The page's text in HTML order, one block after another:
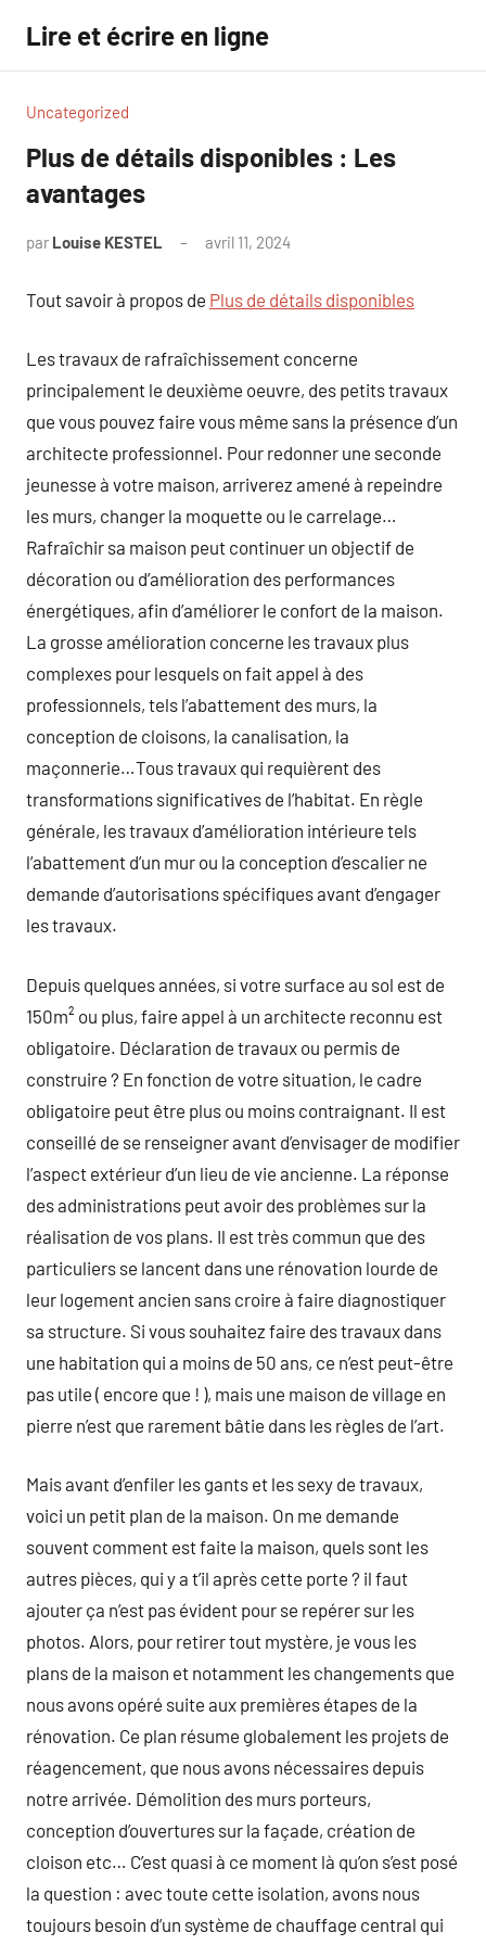
contenu
Lire et écrire en ligne
Uncategorized
Plus de détails disponibles : Les
avantages
par Louise KESTEL avril 11, 2024
Tout savoir à propos de Plus de détails disponibles
Les travaux de rafraîchissement concerne
principalement le deuxième oeuvre, des petits travaux
que vous pouvez faire vous même sans la présence d’un
architecte professionnel. Pour redonner une seconde
jeunesse à votre maison, arriverez amené à repeindre
les murs, changer la moquette ou le carrelage…
Rafraîchir sa maison peut continuer un objectif de
décoration ou d’amélioration des performances
énergétiques, afin d’améliorer le confort de la maison.
La grosse amélioration concerne les travaux plus
complexes pour lesquels on fait appel à des
professionnels, tels l’abattement des murs, la
conception de cloisons, la canalisation, la
maçonnerie…Tous travaux qui requièrent des
transformations significatives de l’habitat. En règle
générale, les travaux d’amélioration intérieure tels
l’abattement d’un mur ou la conception d’escalier ne
demande d’autorisations spécifiques avant d’engager
les travaux.
Depuis quelques années, si votre surface au sol est de
150m² ou plus, faire appel à un architecte reconnu est
obligatoire. Déclaration de travaux ou permis de
construire ? En fonction de votre situation, le cadre
obligatoire peut être plus ou moins contraignant. Il est
conseillé de se renseigner avant d’envisager de modifier
l’aspect extérieur d’un lieu de vie ancienne. La réponse
des administrations peut avoir des problèmes sur la
réalisation de vos plans. Il est très commun que des
particuliers se lancent dans une rénovation lourde de
leur logement ancien sans croire à faire diagnostiquer
sa structure. Si vous souhaitez faire des travaux dans
une habitation qui a moins de 50 ans, ce n’est peut-être
pas utile ( encore que ! ), mais une maison de village en
pierre n’est que rarement bâtie dans les règles de l’art.
Mais avant d’enfiler les gants et les sexy de travaux,
voici un petit plan de la maison. On me demande
souvent comment est faite la maison, quels sont les
autres pièces, qui y a t’il après cette porte ? il faut
ajouter ça n’est pas évident pour se repérer sur les
photos. Alors, pour retirer tout mystère, je vous les
plans de la maison et notamment les changements que
nous avons opéré suite aux premières étapes de la
rénovation. Ce plan résume globalement les projets de
réagencement, que nous avons nécessaires depuis
notre arrivée. Démolition des murs porteurs,
conception d’ouvertures sur la façade, création de
cloison etc… C’est quasi à ce moment là qu’on s’est posé
la question : avec toute cette isolation, avons nous
toujours besoin d’un système de chauffage central qui